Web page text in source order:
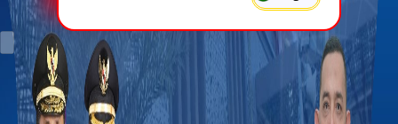
10.4.98.208